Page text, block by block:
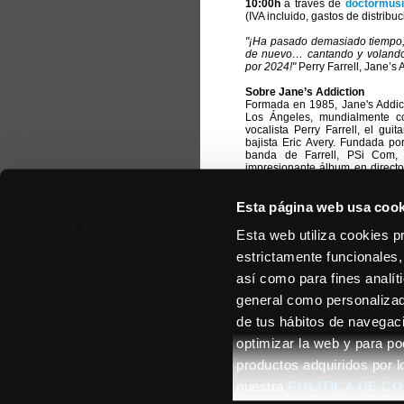
Esta página web usa
Esta web utiliza cookies
estrictamente
así como para fines
general como
de tus hábitos de
optimizar la web y para
productos adquiridos por
nuestra POLÍTICA DE
10:00h a través de
(IVA incluido, gastos de
"¡Ha pasado demasiado
de nuevo… cantando y
por 2024!"Perry Farrell, Jane’s
Sobre Jane’s Addiction
Formada en 1985, Jane's
Los Ángeles, mundialmente
vocalista Perry Farrell, el
bajista Eric Avery. Fundada
banda de Farrell, PSi
impresionante álbum en
que desde entonces se ha
grupo se ha disuelto y vuelto
Avery al bajo en una única
Chaney). En 2003 la banda
volvió a unir y salió de gira por
permaneciendo activos. En
conjunta con The Smashing
© 2026 - BIG